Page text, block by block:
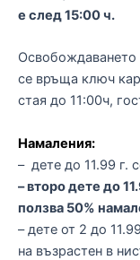
е след 15:00 ч.
Освобождаването
се връща ключ
стая до 11:00ч,
Намаления:
– дете до 11.99 г.
– второ дете до
ползва 50%
– дете от 2 до
на възрастен в